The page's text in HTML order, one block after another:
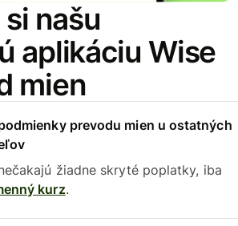
našu
aplikáciu Wise
mien
prevodu mien u ostatných
žiadne skryté poplatky, iba
kurz.